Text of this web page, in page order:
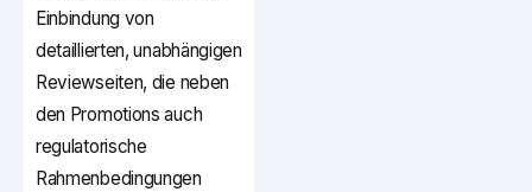
Einbindung von
detaillierten, unabhängigen
Reviewseiten, die neben
den Promotions auch
regulatorische
Rahmenbedingungen